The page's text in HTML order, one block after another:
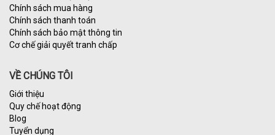
Chính sách mua hàng
Chính sách thanh toán
Chính sách bảo mật thông tin
Cơ chế giải quyết tranh chấp
VỀ CHÚNG TÔI
Giới thiệu
Quy chế hoạt động
Blog
Tuyển dụng